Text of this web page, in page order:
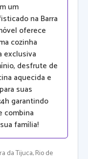
um
na Barra
oferece
cozinha
exclusiva
desfrute de
aquecida e
suas
garantindo
combina
família!
da Tijuca, Rio de